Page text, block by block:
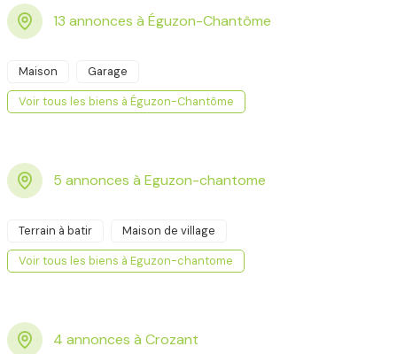
13 annonces à Éguzon-Chantôme
Maison
Garage
Voir tous les biens à Éguzon-Chantôme
5 annonces à Eguzon-chantome
Terrain à batir
Maison de village
Voir tous les biens à Eguzon-chantome
4 annonces à Crozant